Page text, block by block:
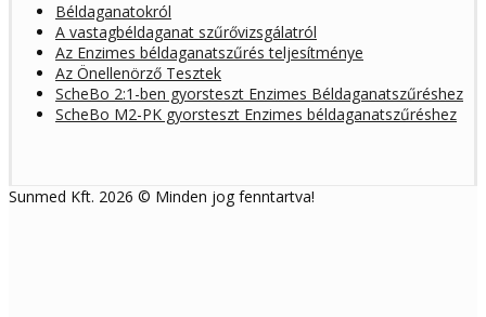
Béldaganatokról
A vastagbéldaganat szűrővizsgálatról
Az Enzimes béldaganatszűrés teljesítménye
Az Önellenörző Tesztek
ScheBo 2:1-ben gyorsteszt Enzimes Béldaganatszűréshez
ScheBo M2-PK gyorsteszt Enzimes béldaganatszűréshez
Sunmed Kft. 2026 © Minden jog fenntartva!